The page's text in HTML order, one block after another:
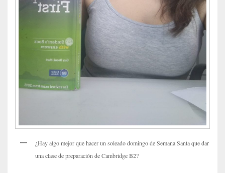
¿Hay algo mejor que hacer un soleado domingo de Semana Santa que dar
una clase de preparación de Cambridge B2?